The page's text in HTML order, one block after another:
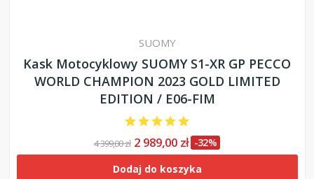
SUOMY
Kask Motocyklowy SUOMY S1-XR GP PECCO
WORLD CHAMPION 2023 GOLD LIMITED
EDITION / E06-FIM
4 399,00 zł 2 989,00 zł -32%
Dodaj do koszyka